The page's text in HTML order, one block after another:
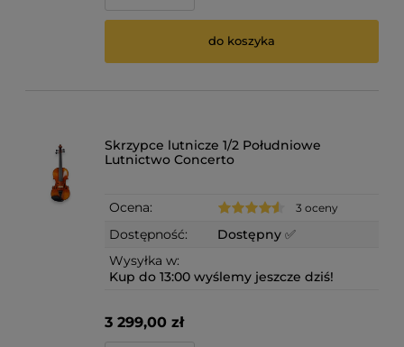
do koszyka
Skrzypce lutnicze 1/2 Południowe
Lutnictwo Concerto
Ocena: 3 oceny
Dostępność:
Dostępny ✅
Wysyłka w:
Kup do 13:00 wyślemy jeszcze dziś!
3 299,00 zł